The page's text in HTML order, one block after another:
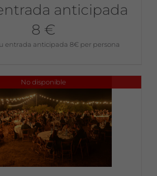
anticipada
8 €
entrada anticipada 8€ per persona
No disponible